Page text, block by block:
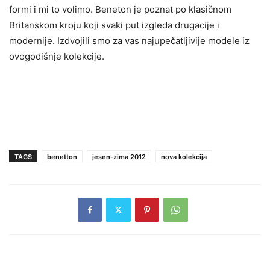
formi i mi to volimo. Beneton je poznat po klasičnom
Britanskom kroju koji svaki put izgleda drugacije i
modernije. Izdvojili smo za vas najupečatljivije modele iz
ovogodišnje kolekcije.
TAGS benetton jesen-zima 2012 nova kolekcija